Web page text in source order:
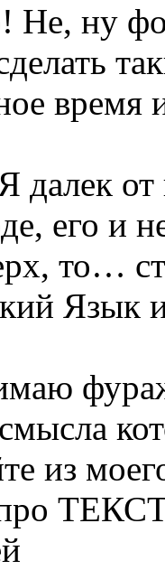
Не, ну
время
от
его и
то…
Язык
из
ТЕКСТ